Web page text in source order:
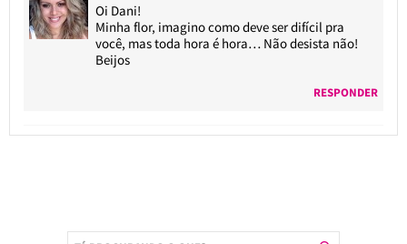
Oi Dani!
Minha flor, imagino como deve ser difícil pra
você, mas toda hora é hora… Não desista não!
Beijos
RESPONDER